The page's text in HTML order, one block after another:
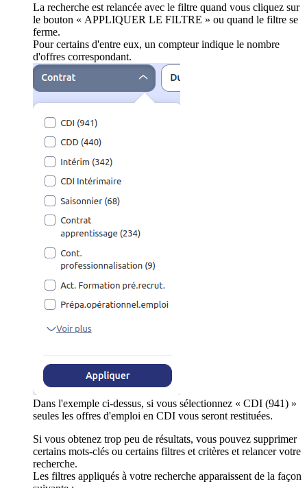
La recherche est relancée avec le filtre quand vous cliquez sur
le bouton « APPLIQUER LE FILTRE » ou quand le filtre se
ferme.
Pour certains d'entre eux, un compteur indique le nombre
d'offres correspondant.
Dans l'exemple ci-dessus, si vous sélectionnez « CDI (941) »
seules les offres d'emploi en CDI vous seront restituées.
Si vous obtenez trop peu de résultats, vous pouvez supprimer
certains mots-clés ou certains filtres et critères et relancer votre
recherche.
Les filtres appliqués à votre recherche apparaissent de la façon